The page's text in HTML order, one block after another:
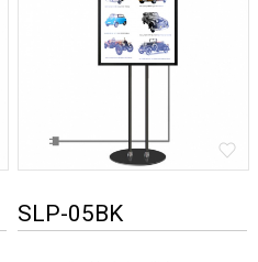
SLP-05BK